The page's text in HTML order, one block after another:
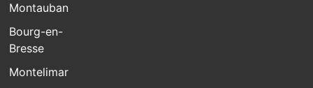
Montauban
Bourg-en-
Bresse
Montelimar